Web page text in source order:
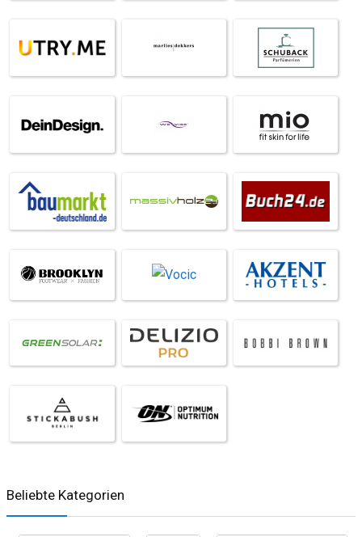
Beliebte Kategorien